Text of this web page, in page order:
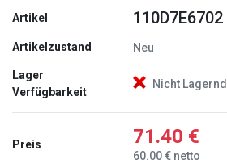
Artikel 110D7E6702
Artikelzustand Neu
Lager
Verfügbarkeit
Nicht Lagernd
Preis 71.40 €
60.00 € netto